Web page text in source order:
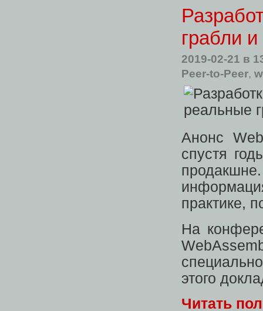
грабли
2019-02-21 в
Peer-to-Peer,
Анонс
спустя
практике,
На
этого
Читать